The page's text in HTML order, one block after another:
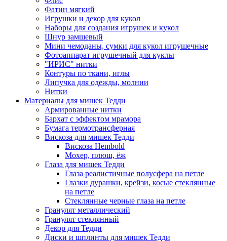
Фатин мягкий
Игрушки и декор для кукол
Наборы для создания игрушек и кукол
Шнур замшевый
Мини чемоданы, сумки для кукол игрушечные
Фотоаппарат игрушечный для куклы
"ИРИС" нитки
Контуры по ткани, иглы
Липучка для одежды, молнии
Нитки
Материалы для мишек Тедди
Армированные нитки
Бархат с эффектом мрамора
Бумага термотрансферная
Вискоза для мишек Тедди
Вискоза Hembold
Мохер, плюш, ёж
Глаза для мишек Тедди
Глаза реалистичные полусфера на петле
Глазки дурашки, крейзи, косые стеклянные
на петле
Стеклянные черные глаза на петле
Гранулят металлический
Гранулят стеклянный
Декор для Тедди
Диски и шплинты для мишек Тедди